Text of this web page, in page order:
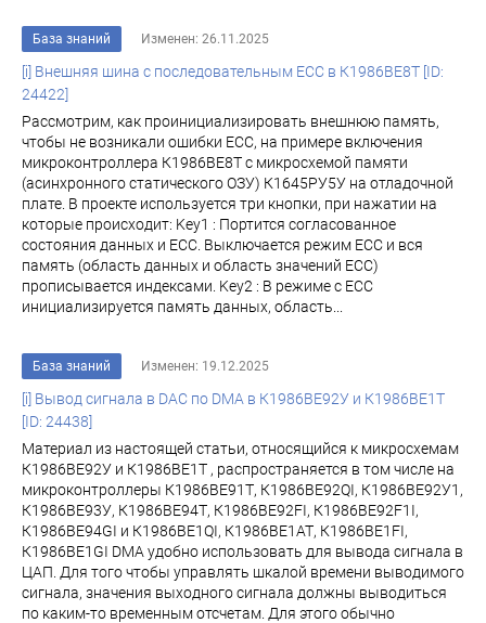
База знаний Изменен: 26.11.2025
[i] Внешняя шина с последовательным ECC в К1986ВЕ8Т [ID:
24422]
Рассмотрим, как проинициализировать внешнюю память,
чтобы не возникали ошибки ECC, на примере включения
микроконтроллера К1986ВЕ8Т с микросхемой памяти
(асинхронного статического ОЗУ) К1645РУ5У на отладочной
плате. В проекте используется три кнопки, при нажатии на
которые происходит: Key1 : Портится согласованное
состояния данных и ECC. Выключается режим ECC и вся
память (область данных и область значений ЕСС)
прописывается индексами. Key2 : В режиме с ECC
инициализируется память данных, область...
База знаний Изменен: 19.12.2025
[i] Вывод сигнала в DAC по DMA в К1986ВЕ92У и К1986ВЕ1Т
[ID: 24438]
Материал из настоящей статьи, относящийся к микросхемам
К1986ВЕ92У и К1986ВЕ1Т , распространяется в том числе на
микроконтроллеры К1986ВЕ91Т, К1986ВЕ92QI, К1986ВЕ92У1,
К1986ВЕ93У, К1986ВЕ94Т, К1986ВЕ92FI, К1986ВЕ92F1I,
К1986ВЕ94GI и К1986ВЕ1QI, К1986ВЕ1АТ, К1986ВЕ1FI,
К1986ВЕ1GI DMA удобно использовать для вывода сигнала в
ЦАП. Для того чтобы управлять шкалой времени выводимого
сигнала, значения выходного сигнала должны выводиться
по каким-то временным отсчетам. Для этого обычно